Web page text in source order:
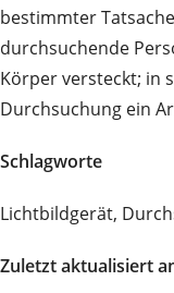
bestimmter
durchsuchende
Körper versteckt; in
Durchsuchung ein
Schlagworte
Lichtbildgerät,
Zuletzt aktualisiert